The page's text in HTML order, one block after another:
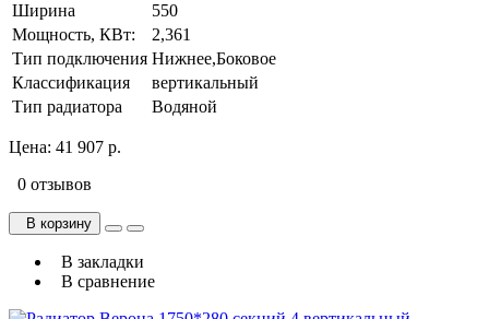
Ширина
550
Мощность, КВт:
2,361
Тип подключения Нижнее,Боковое
Классификация
вертикальный
Тип радиатора
Водяной
Цена: 41 907 р.
0 отзывов
В корзину
В закладки
В сравнение